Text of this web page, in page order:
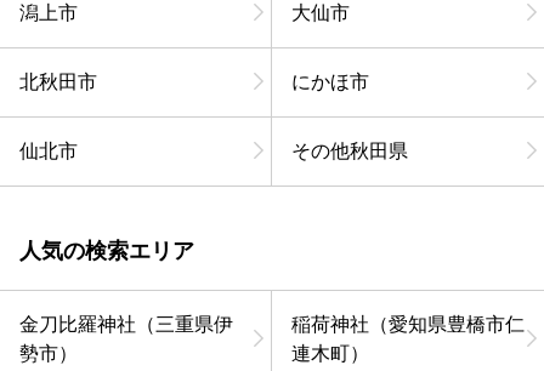
潟上市 大仙市
北秋田市 にかほ市
仙北市 その他秋田県
人気の検索エリア
金刀比羅神社（三重県伊
勢市）
稲荷神社（愛知県豊橋市仁
連木町）